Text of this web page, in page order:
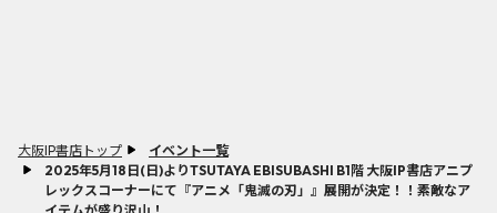
大阪IP書店トップ
イベント一覧
2025年5月18日(日)よりTSUTAYA EBISUBASHI B1階 大阪IP書店アニプ
レックスコーナーにて『アニメ「鬼滅の刃」』展開が決定！！素敵なア
イテムが盛り沢山！